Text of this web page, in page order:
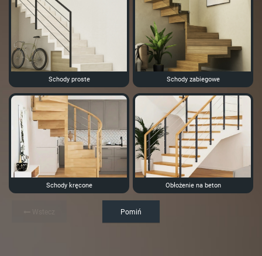
Schody proste Schody zabiegowe
Schody kręcone Obłożenie na beton
Pomiń